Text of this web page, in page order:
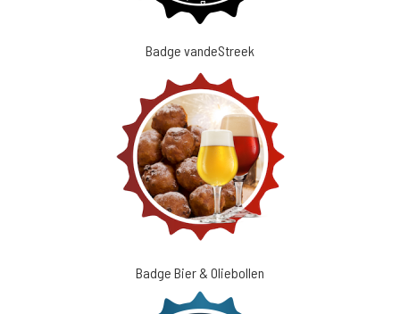
Badge vandeStreek
Badge Bier & Oliebollen